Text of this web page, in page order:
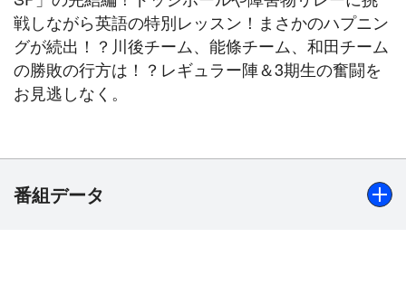
戦しながら英語の特別レッスン！まさかのハプニン
グが続出！？川後チーム、能條チーム、和田チーム
の勝敗の行方は！？レギュラー陣＆3期生の奮闘を
お見逃しなく。
番組データ